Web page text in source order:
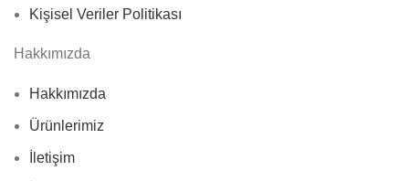
Kişisel Veriler Politikası
Hakkımızda
Hakkımızda
Ürünlerimiz
İletişim